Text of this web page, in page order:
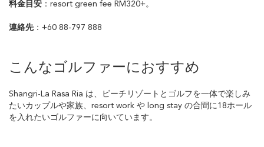
料金目安 ：resort green fee RM320+。
連絡先：+60 88-797 888
こんなゴルファーにおすすめ
Shangri-La Rasa Ria は、ビーチリゾートとゴルフを一体で楽しみ
たいカップルや家族、resort work や long stay の合間に18ホール
を入れたいゴルファーに向いています。